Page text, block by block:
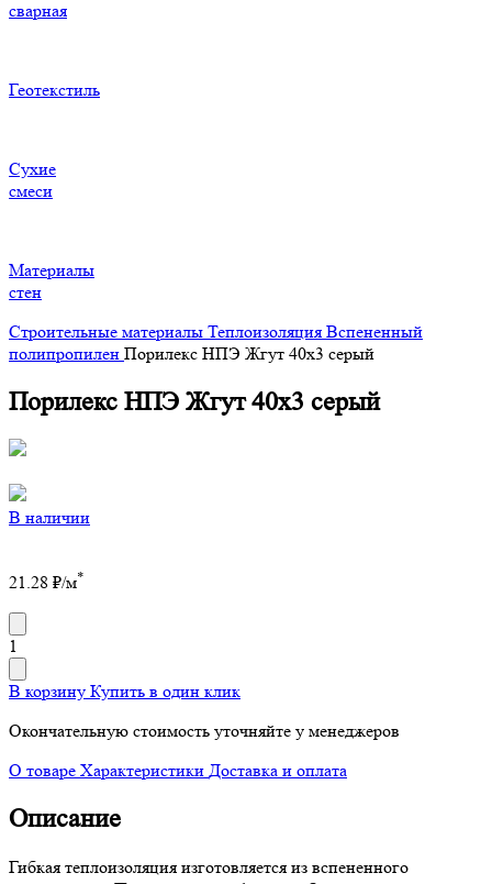
сварная
Геотекстиль
Сухие
смеси
Материалы
стен
Строительные материалы Теплоизоляция Вспененный
полипропилен Порилекс НПЭ Жгут 40х3 серый
Порилекс НПЭ Жгут 40х3 серый
В наличии
21.28 ₽/м*
1
В корзину Купить в один клик
Окончательную стоимость уточняйте у менеджеров
О товаре Характеристики Доставка и оплата
Описание
Гибкая теплоизоляция изготовляется из вспененного